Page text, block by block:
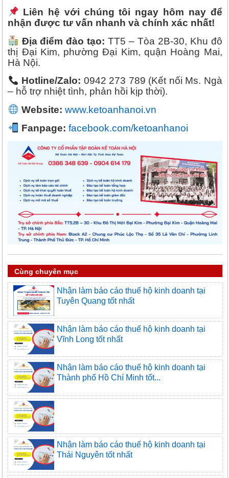
Liên hệ với chúng tôi ngay hôm nay để
nhận được tư vấn nhanh và chính xác nhất!
Địa điểm đào tạo: TT5 – Tòa 2B-30, Khu đô
thị Đại Kim, phường Đại Kim, quận Hoàng Mai,
Hà Nội.
Hotline/Zalo: 0942 273 789 (Kết nối Ms. Ngà
– hỗ trợ nhiệt tình, phản hồi kịp thời).
Website: www.ketoanhanoi.vn
Fanpage: facebook.com/ketoanhanoi
Cùng chuyên mục
Nhận làm báo cáo thuế hộ kinh doanh tại
Tuyên Quang tốt nhất
Nhận làm báo cáo thuế hộ kinh doanh tại
Vĩnh Long tốt nhất
Nhận làm báo cáo thuế hộ kinh doanh tại
Thành phố Hồ Chí Minh tốt...
Nhận làm báo cáo thuế hộ kinh doanh tại
Thái Nguyên tốt nhất